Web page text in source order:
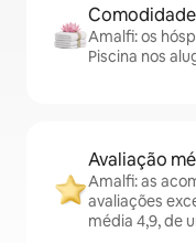
Amalfi: os
Piscina nos
Avaliação
Amalfi: as
avaliações
média 4,9, de